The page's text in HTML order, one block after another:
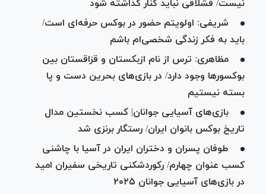
نیست/ قشلاقی نباید کنار گذاشته شود
شریفی: اولویتم حضور در بوکس حرفه‌ای است/
باید به فکر زندگی شخصی‌ام باشم
مظاهری: ترس از نام ازبکستان و قزاقستان بین
بوکسور‌ها وجود دارد/ در بازی‌های بحرین دست و پا
بسته نیستیم
بازی‌های آسیایی جوانان| کسب نخستین مدال
تاریخ بوکس بانوان ایران/ رستگار برنزی شد
طوفان پسران و دختران ایران در آسیا با چاشنی
کسب عنوان چهارم/ رکوردشکنی تاریخی سفیران امید
در بازی‌های آسیایی جوانان ۲۰۲۵